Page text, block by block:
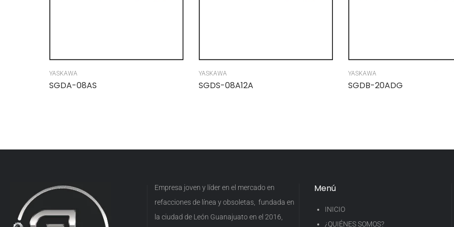
YASKAWA
SGDA-08AS
YASKAWA
SGDS-08A12A
YASKAWA
SGDB-20ADG
Empresa joven y líder en el mercado en
refacciones de línea y obsoletas, fundada en
la ciudad de León Guanajuato en el 2016,
Menú
INICIO
¿QUIÉNES SOMOS?